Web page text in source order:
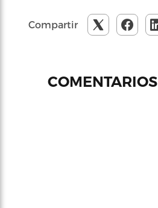
Compartir
COMENTARIOS